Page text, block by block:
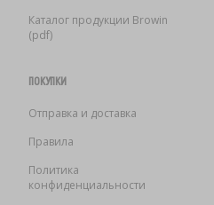
Каталог продукции Browin
(pdf)
ПОКУПКИ
Отправка и доставка
Правила
Политика
конфиденциальности